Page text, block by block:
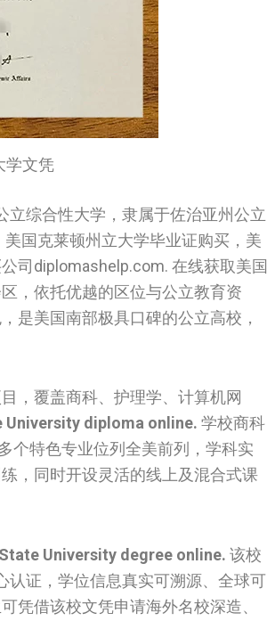
学文凭
立综合性大学，隶属于佐治亚州公立
美国克莱顿州立大学毕业证购买，美
司diplomashelp.com. 在线获取美国
，依托优越的区位与公立教育资
是美国南部极具口碑的公立高校，
，覆盖商科、护理学、计算机网
University diploma online. 学校商科
个特色专业位列全美前列，学科实
，同时开设灵活的线上及混合式课
University degree online. 该校
认证，学位信息真实可溯源、全球可
凭借该校文凭申请海外名校深造、